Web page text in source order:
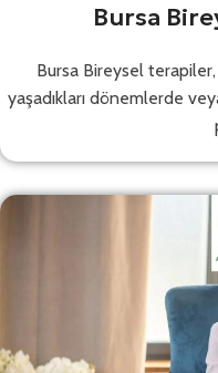
Bursa
Bursa Bireysel
yaşadıkları dönemlerde